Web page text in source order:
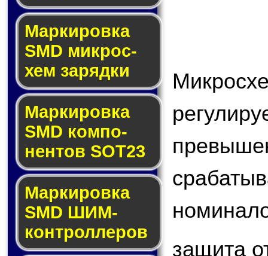
Маркировка
SMD мик­рос­
хем за­ряд­ки
Маркировка
SMD ком­по­
нен­тов SOT23
Маркировка
SMD ШИМ-
кон­трол­ле­ров
защита